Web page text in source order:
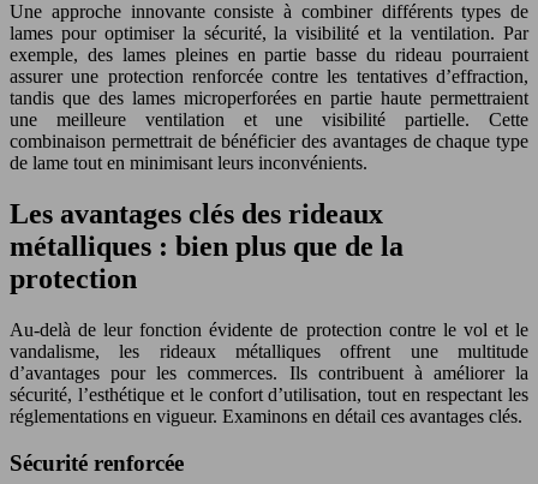
Une approche innovante consiste à combiner différents types de
lames pour optimiser la sécurité, la visibilité et la ventilation. Par
exemple, des lames pleines en partie basse du rideau pourraient
assurer une protection renforcée contre les tentatives d’effraction,
tandis que des lames microperforées en partie haute permettraient
une meilleure ventilation et une visibilité partielle. Cette
combinaison permettrait de bénéficier des avantages de chaque type
de lame tout en minimisant leurs inconvénients.
Les avantages clés des rideaux
métalliques : bien plus que de la
protection
Au-delà de leur fonction évidente de protection contre le vol et le
vandalisme, les rideaux métalliques offrent une multitude
d’avantages pour les commerces. Ils contribuent à améliorer la
sécurité, l’esthétique et le confort d’utilisation, tout en respectant les
réglementations en vigueur. Examinons en détail ces avantages clés.
Sécurité renforcée